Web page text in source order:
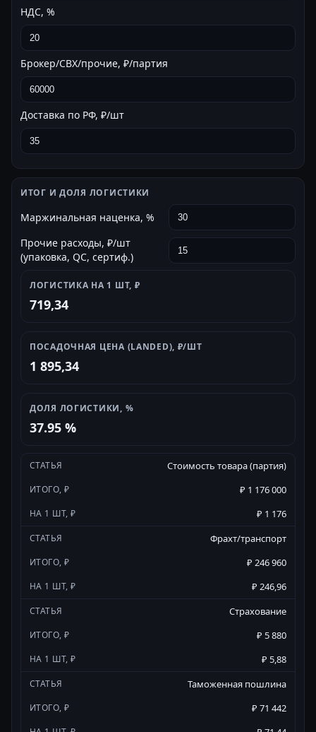
НДС, %
Брокер/СВХ/прочие, ₽/партия
Доставка по РФ, ₽/шт
ИТОГ И ДОЛЯ ЛОГИСТИКИ
Маржинальная наценка, %
Прочие расходы, ₽/шт
(упаковка, QC, сертиф.)
ЛОГИСТИКА НА 1 ШТ, ₽
719,34
ПОСАДОЧНАЯ ЦЕНА (LANDED), ₽/ШТ
1 895,34
ДОЛЯ ЛОГИСТИКИ, %
37.95 %
Стоимость товара (партия)
₽ 1 176 000
₽ 1 176
Фрахт/транспорт
₽ 246 960
₽ 246,96
Страхование
₽ 5 880
₽ 5,88
Таможенная пошлина
₽ 71 442